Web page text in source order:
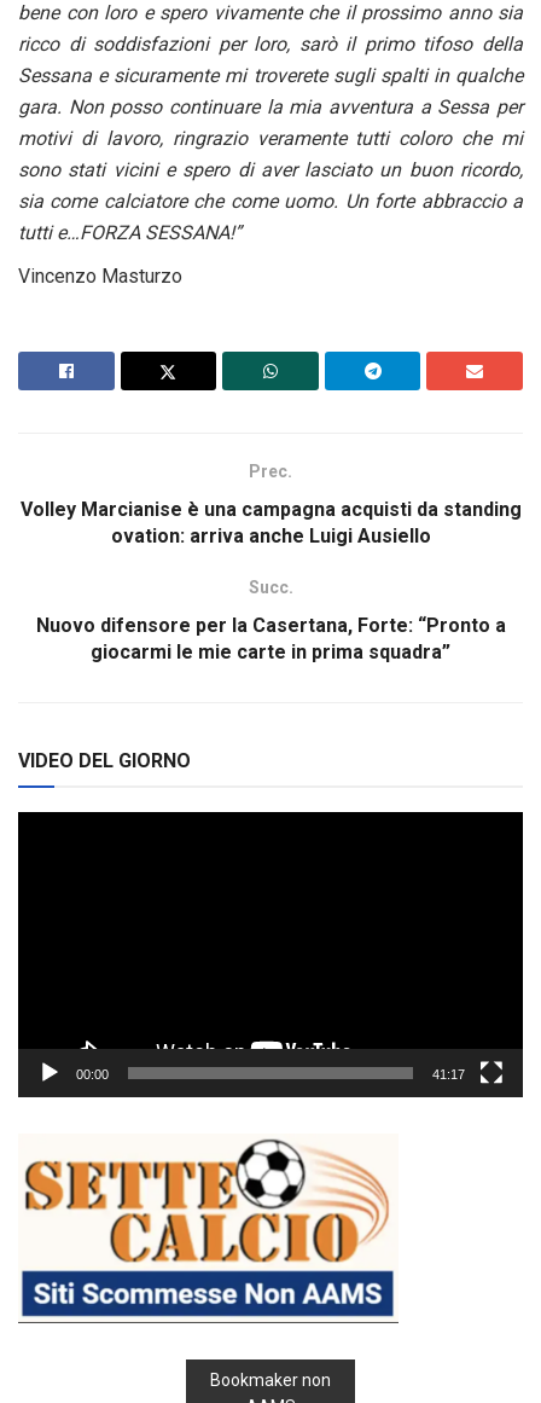
bene con loro e spero vivamente che il prossimo anno sia
ricco di soddisfazioni per loro, sarò il primo tifoso della
Sessana e sicuramente mi troverete sugli spalti in qualche
gara. Non posso continuare la mia avventura a Sessa per
motivi di lavoro, ringrazio veramente tutti coloro che mi
sono stati vicini e spero di aver lasciato un buon ricordo,
sia come calciatore che come uomo. Un forte abbraccio a
tutti e…FORZA SESSANA!”
Vincenzo Masturzo
Prec.
Volley Marcianise è una campagna acquisti da standing
ovation: arriva anche Luigi Ausiello
Succ.
Nuovo difensore per la Casertana, Forte: “Pronto a
giocarmi le mie carte in prima squadra”
VIDEO DEL GIORNO
00:00 41:17
Bookmaker non